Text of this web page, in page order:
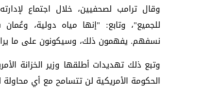
وقال ترامب لصحفيين، خلال اجتماع
للجميع"، وتابع: "إنها مياه دولية،
نسفهم. يفهمون ذلك، وسيكونون على ما
وتبع ذلك تهديدات أطلقها وزير الخزانة
الحكومة الأمريكية لن تتسامح مع أي